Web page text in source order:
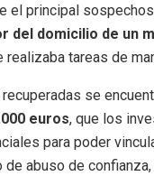
el principal
del domicilio de un
realizaba tareas de
se
euros, que los
para poder
abuso de